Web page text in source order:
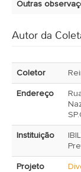
Outras
Autor da
Coletor
Endereço
Instituição
Projeto